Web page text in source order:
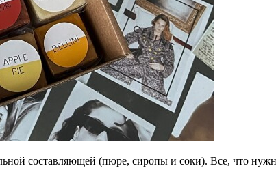
составляющей (пюре, сиропы и соки). Все, что